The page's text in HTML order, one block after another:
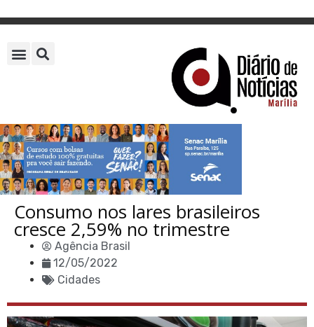
Consumo nos lares brasileiros
cresce 2,59% no trimestre
Agência Brasil
12/05/2022
Cidades